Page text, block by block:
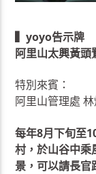
▍yoyo告示牌
阿里山太興黃頭
特別來賓：
阿里山管理處
每年8月下旬至
村，於山谷中乘
景，可以請長官